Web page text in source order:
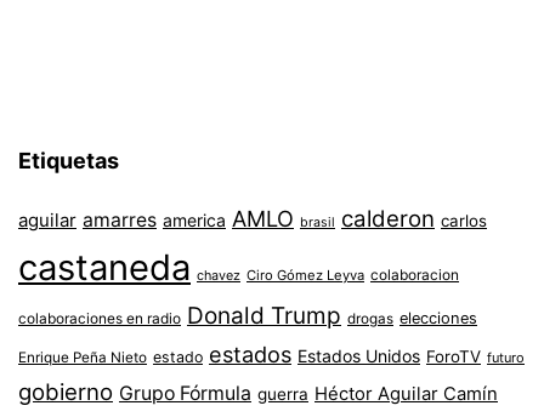
Etiquetas
aguilar amarres america AMLO brasil calderon carlos
castaneda chavez Ciro Gómez Leyva colaboracion
colaboraciones en radio Donald Trump drogas elecciones
Enrique Peña Nieto estado estados Estados Unidos ForoTV futuro
gobierno Grupo Fórmula guerra Héctor Aguilar Camín